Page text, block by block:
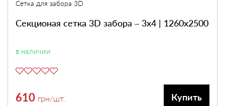
Сетка для забора 3D
Секционая сетка 3D забора – 3х4 | 1260х2500
в наличии
610 грн/шт. Купить